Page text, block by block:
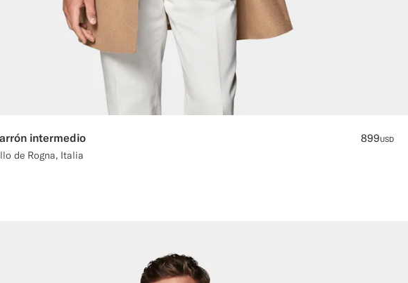
intermedio
de Rogna, Italia
899USD